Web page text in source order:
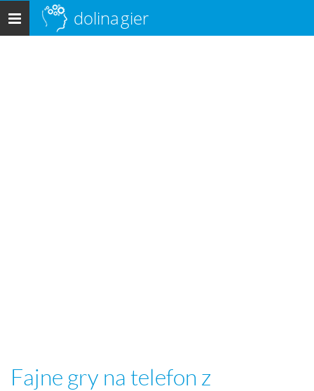
Menu
główne
dolinagier
Fajne gry na telefon z